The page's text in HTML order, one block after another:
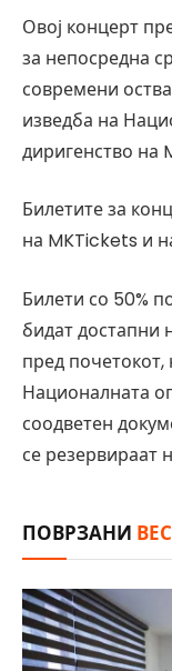
Овој концерт
за непосредна
современи
изведба на
диригенство на
Билетите за
на MKTickets и
Билети со 50%
бидат достапни
пред
Националната
соодветен
се резервираат
ПОВРЗАНИ